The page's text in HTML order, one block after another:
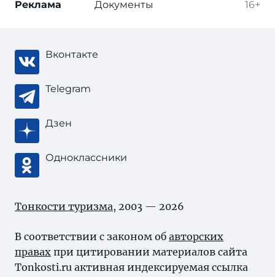
16+
Реклама Документы
Вконтакте
Telegram
Дзен
Одноклассники
Тонкости туризма, 2003 — 2026
В соответствии с законом об авторских
правах при цитировании материалов сайта
Tonkosti.ru активная индексируемая ссылка